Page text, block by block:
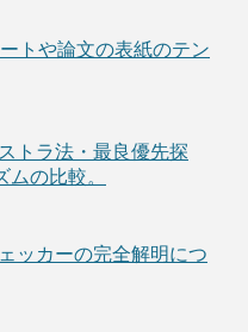
ートや論文の表紙のテン
トラ法・最良優先探
の比較。
ッカーの完全解明につ